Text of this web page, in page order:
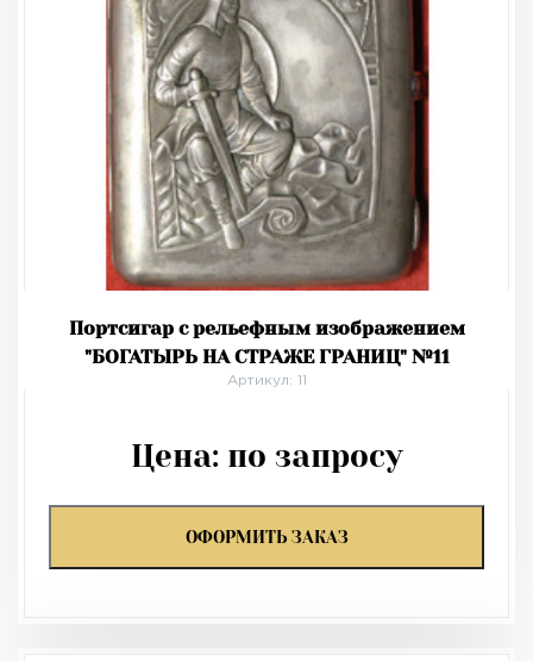
Портсигар с рельефным изображением
"БОГАТЫРЬ НА СТРАЖЕ ГРАНИЦ" №11
Артикул: 11
Цена: по запросу
ОФОРМИТЬ ЗАКАЗ